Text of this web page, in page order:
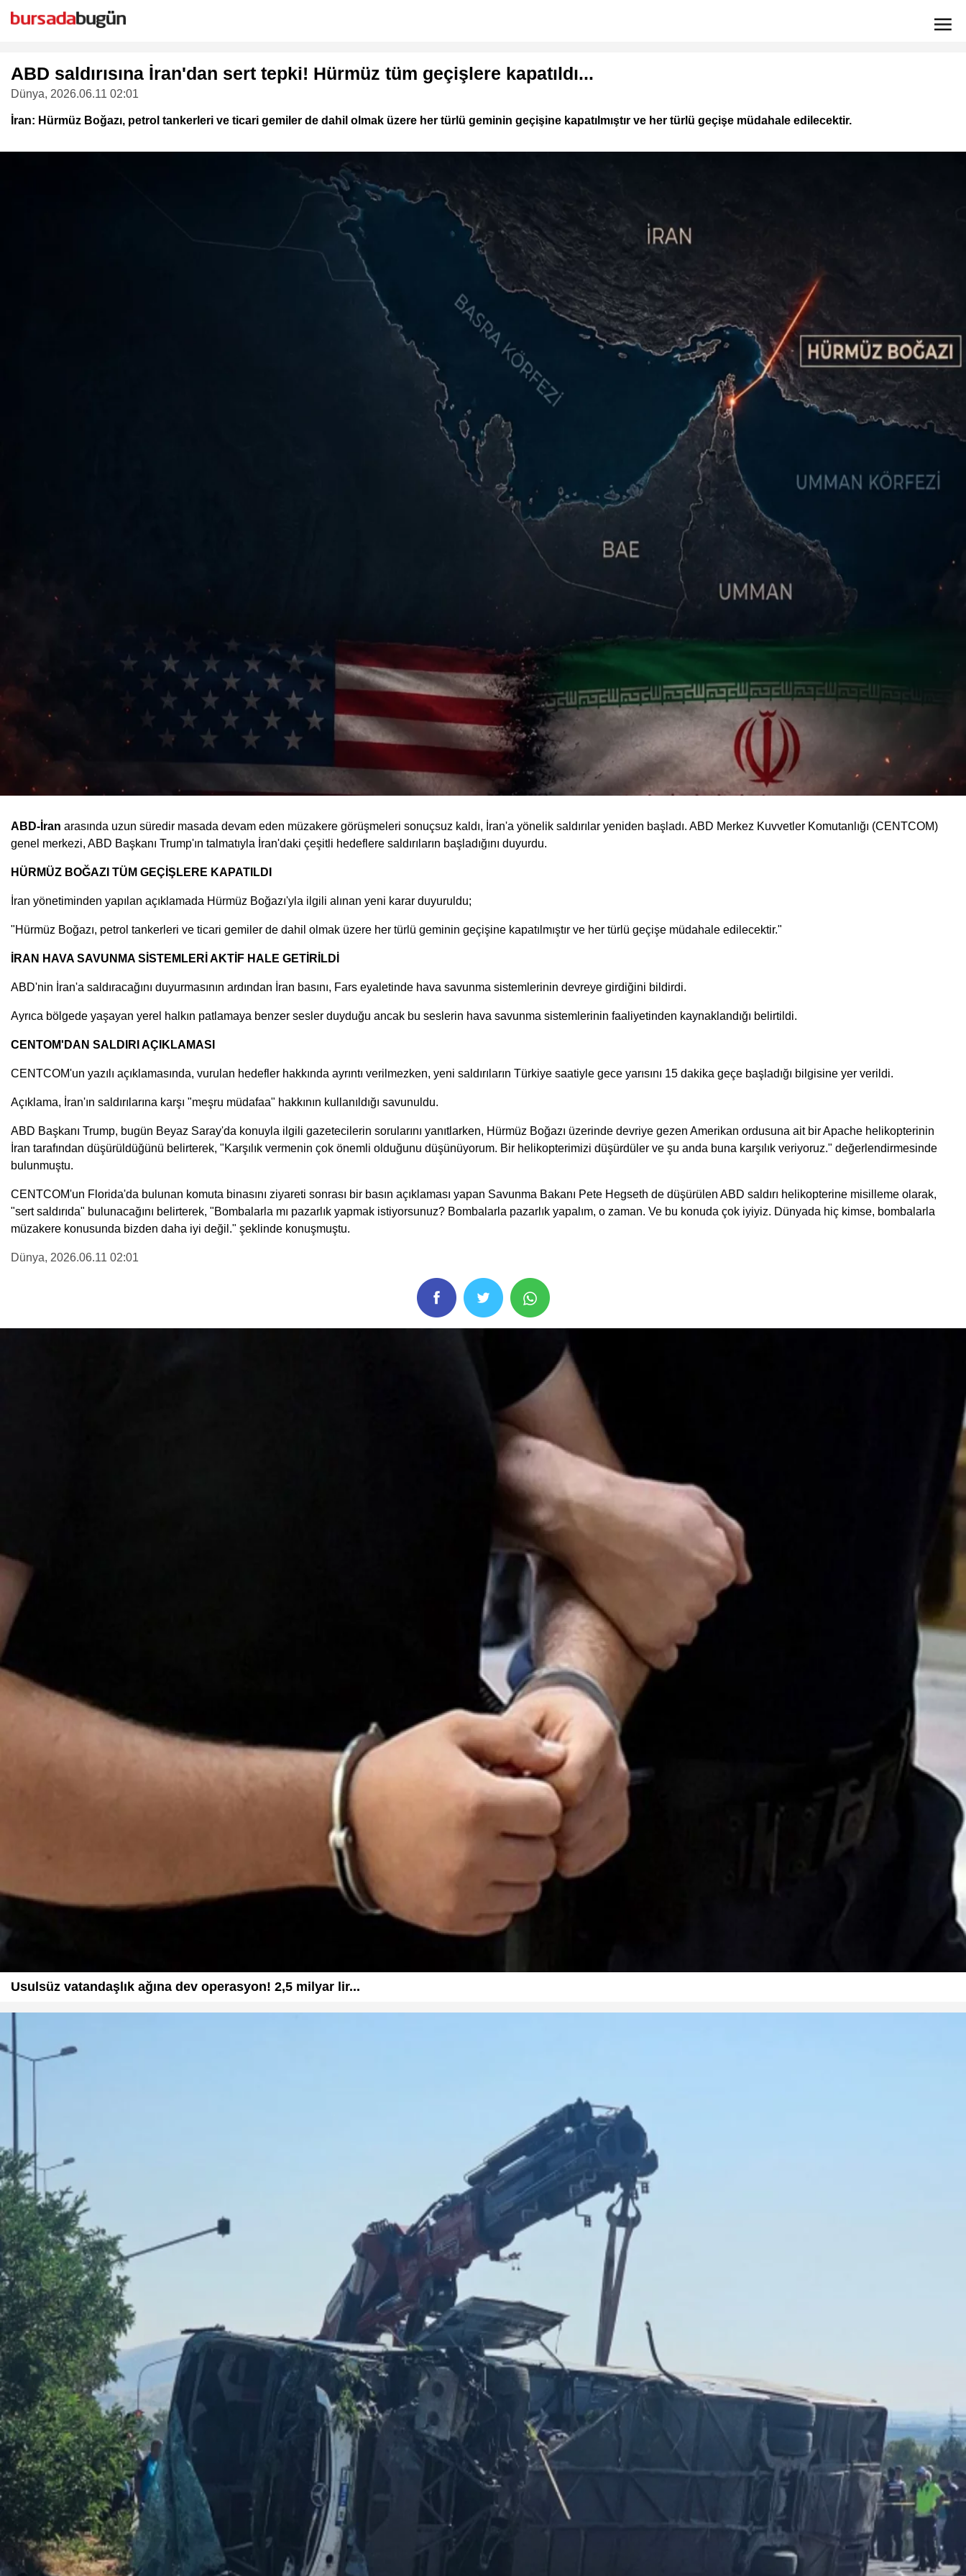
ABD saldırısına İran'dan sert tepki! Hürmüz tüm geçişlere kapatıldı...
Dünya, 2026.06.11 02:01
İran: Hürmüz Boğazı, petrol tankerleri ve ticari gemiler de dahil olmak üzere her türlü geminin geçişine kapatılmıştır ve her türlü geçişe müdahale edilecektir.
ABD-İran arasında uzun süredir masada devam eden müzakere görüşmeleri sonuçsuz kaldı, İran'a yönelik saldırılar yeniden başladı. ABD Merkez Kuvvetler Komutanlığı (CENTCOM)
genel merkezi, ABD Başkanı Trump'ın talmatıyla İran'daki çeşitli hedeflere saldırıların başladığını duyurdu.
HÜRMÜZ BOĞAZI TÜM GEÇİŞLERE KAPATILDI
İran yönetiminden yapılan açıklamada Hürmüz Boğazı'yla ilgili alınan yeni karar duyuruldu;
"Hürmüz Boğazı, petrol tankerleri ve ticari gemiler de dahil olmak üzere her türlü geminin geçişine kapatılmıştır ve her türlü geçişe müdahale edilecektir."
İRAN HAVA SAVUNMA SİSTEMLERİ AKTİF HALE GETİRİLDİ
ABD'nin İran'a saldıracağını duyurmasının ardından İran basını, Fars eyaletinde hava savunma sistemlerinin devreye girdiğini bildirdi.
Ayrıca bölgede yaşayan yerel halkın patlamaya benzer sesler duyduğu ancak bu seslerin hava savunma sistemlerinin faaliyetinden kaynaklandığı belirtildi.
CENTOM'DAN SALDIRI AÇIKLAMASI
CENTCOM'un yazılı açıklamasında, vurulan hedefler hakkında ayrıntı verilmezken, yeni saldırıların Türkiye saatiyle gece yarısını 15 dakika geçe başladığı bilgisine yer verildi.
Açıklama, İran'ın saldırılarına karşı "meşru müdafaa" hakkının kullanıldığı savunuldu.
ABD Başkanı Trump, bugün Beyaz Saray'da konuyla ilgili gazetecilerin sorularını yanıtlarken, Hürmüz Boğazı üzerinde devriye gezen Amerikan ordusuna ait bir Apache helikopterinin
İran tarafından düşürüldüğünü belirterek, "Karşılık vermenin çok önemli olduğunu düşünüyorum. Bir helikopterimizi düşürdüler ve şu anda buna karşılık veriyoruz." değerlendirmesinde
bulunmuştu.
CENTCOM'un Florida'da bulunan komuta binasını ziyareti sonrası bir basın açıklaması yapan Savunma Bakanı Pete Hegseth de düşürülen ABD saldırı helikopterine misilleme olarak,
"sert saldırıda" bulunacağını belirterek, "Bombalarla mı pazarlık yapmak istiyorsunuz? Bombalarla pazarlık yapalım, o zaman. Ve bu konuda çok iyiyiz. Dünyada hiç kimse, bombalarla
müzakere konusunda bizden daha iyi değil." şeklinde konuşmuştu.
Dünya, 2026.06.11 02:01
Usulsüz vatandaşlık ağına dev operasyon! 2,5 milyar lir...